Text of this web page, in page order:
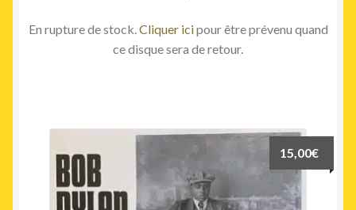
En rupture de stock.Cliquer icipour être prévenu quand
ce disque sera de retour.
15,00€